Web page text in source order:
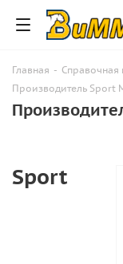
Главная -
Производитель Sport
Sport